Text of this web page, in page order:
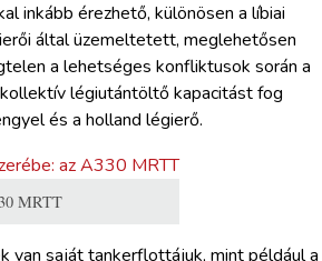
inkább érezhető, különösen a líbiai
által üzemeltetett, meglehetősen
a lehetséges konfliktusok során a
kollektív légiutántöltő kapacitást fog
és a holland légierő.
MRTT
van saját tankerflottájuk, mint például a